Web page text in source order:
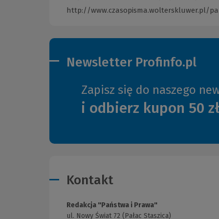
http://www.czasopisma.wolterskluwer.pl/
Newsletter Profinfo.pl
Zapisz się do naszego
i odbierz kupon 50
Kontakt
Redakcja "Państwa i Prawa"
ul. Nowy Świat 72 (Pałac Staszica)